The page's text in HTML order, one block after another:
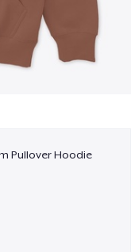
Pullover Hoodie